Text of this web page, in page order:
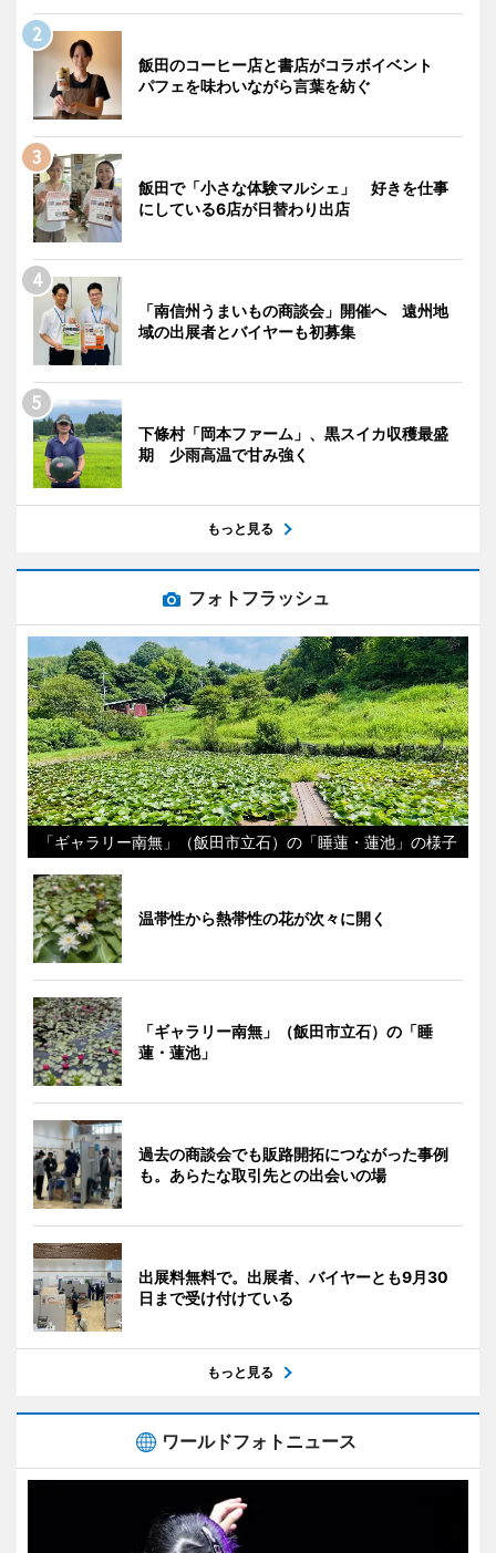
飯田のコーヒー店と書店がコラボイベント
パフェを味わいながら言葉を紡ぐ
飯田で「小さな体験マルシェ」 好きを仕事
にしている6店が日替わり出店
「南信州うまいもの商談会」開催へ 遠州地
域の出展者とバイヤーも初募集
下條村「岡本ファーム」、黒スイカ収穫最盛
期 少雨高温で甘み強く
もっと見る
フォトフラッシュ
「ギャラリー南無」（飯田市立石）の「睡蓮・蓮池」の様子
温帯性から熱帯性の花が次々に開く
「ギャラリー南無」（飯田市立石）の「睡
蓮・蓮池」
過去の商談会でも販路開拓につながった事例
も。あらたな取引先との出会いの場
出展料無料で。出展者、バイヤーとも9月30
日まで受け付けている
もっと見る
ワールドフォトニュース